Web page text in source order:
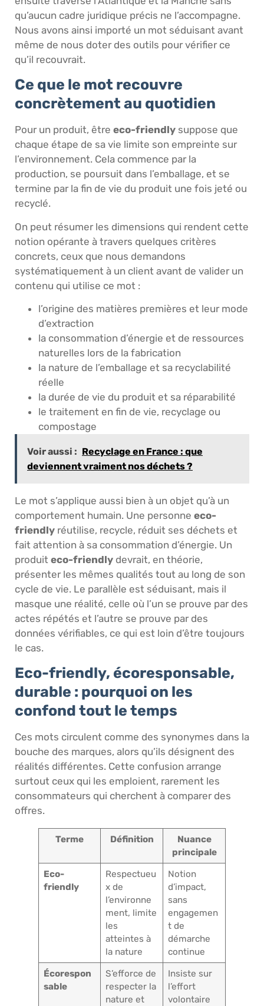
qu’aucun cadre juridique précis ne l’accompagne.
Nous avons ainsi importé un mot séduisant avant
même de nous doter des outils pour vérifier ce
qu’il recouvrait.
Ce que le mot recouvre
concrètement au quotidien
Pour un produit, être eco-friendly suppose que
chaque étape de sa vie limite son empreinte sur
l’environnement. Cela commence par la
production, se poursuit dans l’emballage, et se
termine par la fin de vie du produit une fois jeté ou
recyclé.
On peut résumer les dimensions qui rendent cette
notion opérante à travers quelques critères
concrets, ceux que nous demandons
systématiquement à un client avant de valider un
contenu qui utilise ce mot :
l’origine des matières premières et leur mode
d’extraction
la consommation d’énergie et de ressources
naturelles lors de la fabrication
la nature de l’emballage et sa recyclabilité
réelle
la durée de vie du produit et sa réparabilité
le traitement en fin de vie, recyclage ou
compostage
Voir aussi : Recyclage en France : que
deviennent vraiment nos déchets ?
Le mot s’applique aussi bien à un objet qu’à un
comportement humain. Une personne eco-
friendly réutilise, recycle, réduit ses déchets et
fait attention à sa consommation d’énergie. Un
produit eco-friendly devrait, en théorie,
présenter les mêmes qualités tout au long de son
cycle de vie. Le parallèle est séduisant, mais il
masque une réalité, celle où l’un se prouve par des
actes répétés et l’autre se prouve par des
données vérifiables, ce qui est loin d’être toujours
le cas.
Eco-friendly, écoresponsable,
durable : pourquoi on les
confond tout le temps
Ces mots circulent comme des synonymes dans la
bouche des marques, alors qu’ils désignent des
réalités différentes. Cette confusion arrange
surtout ceux qui les emploient, rarement les
consommateurs qui cherchent à comparer des
offres.
Terme Définition
Nuance
principale
Eco-
friendly
Respectueu
x de
l’environne
ment, limite
les
atteintes à
la nature
Notion
d’impact,
sans
engagemen
t de
démarche
continue
Écorespon
sable
S’efforce de
respecter la
nature et
Insiste sur
l’effort
volontaire